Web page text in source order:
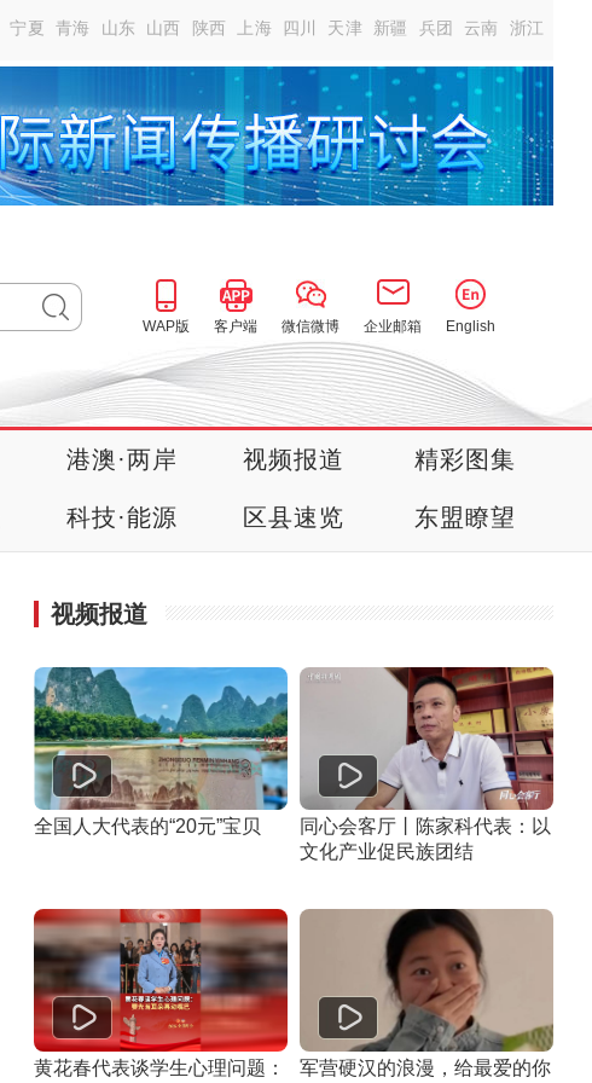
宁夏 青海 山东 山西 陕西 上海 四川 天津 新疆 兵团 云南 浙江
WAP版 客户端 微信微博 企业邮箱 English
港澳·两岸 视频报道 精彩图集
科技·能源 区县速览 东盟瞭望
视频报道
全国人大代表的“20元”宝贝
同心会客厅丨陈家科代表：以
文化产业促民族团结
黄花春代表谈学生心理问题： 军营硬汉的浪漫，给最爱的你